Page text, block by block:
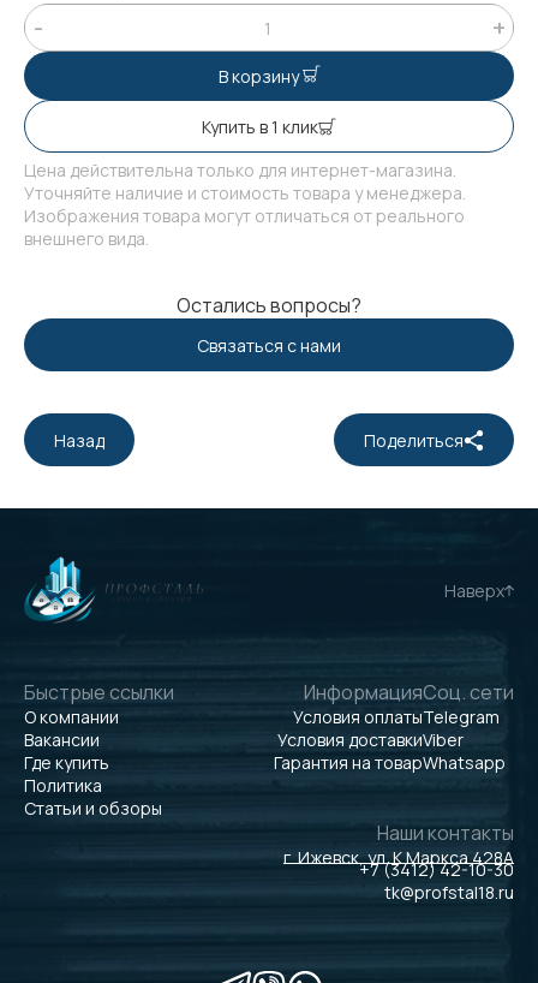
В корзину
Купить в 1 клик
Цена действительна только для интернет-магазина.
Уточняйте наличие и стоимость товара у менеджера.
Изображения товара могут отличаться от реального
внешнего вида.
Остались вопросы?
Связаться с нами
Назад Поделиться
Наверх
Быстрые ссылки
О компании
Вакансии
Где купить
Политика
Статьи и обзоры
Информация
Условия оплаты
Условия доставки
Гарантия на товар
Соц. сети
Telegram
Viber
Whatsapp
Наши контакты
г. Ижевск, ул. К.Маркса 428А
+7 (3412) 42-10-30
tk@profstal18.ru